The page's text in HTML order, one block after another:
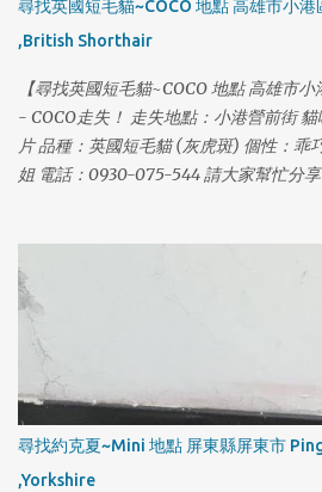
尋找英國短毛貓~COCO 地點 高雄市小
,British Shorthair
【尋找英國短毛貓~COCO 地點 高雄市
- COCO走失！ 走失地點：小港營前街
片 品種：英國短毛貓 (灰虎斑) 個性：乖
姐 電話：0930-075-544 請大家幫忙分享
尋找約克夏~Mini 地點 屏東縣屏東市
,Yorkshire